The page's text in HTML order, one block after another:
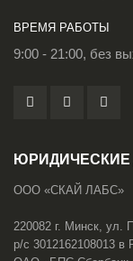
ВРЕМЯ РАБОТЫ
9:00 - 21:00, без
ООО «СКАЙ ЛАБС»
220082 г. Минск, ул.
р/с 3012162108013 в